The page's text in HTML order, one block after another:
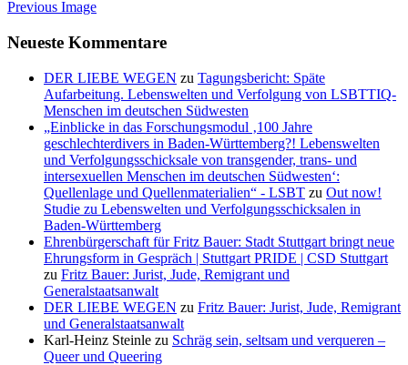
Previous Image
Neueste Kommentare
DER LIEBE WEGEN zu Tagungsbericht: Späte
Aufarbeitung. Lebenswelten und Verfolgung von LSBTTIQ-
Menschen im deutschen Südwesten
„Einblicke in das Forschungsmodul ‚100 Jahre
geschlechterdivers in Baden-Württemberg?! Lebenswelten
und Verfolgungsschicksale von transgender, trans- und
intersexuellen Menschen im deutschen Südwesten‘:
Quellenlage und Quellenmaterialien“ - LSBT zu Out now!
Studie zu Lebenswelten und Verfolgungsschicksalen in
Baden-Württemberg
Ehrenbürgerschaft für Fritz Bauer: Stadt Stuttgart bringt neue
Ehrungsform in Gespräch | Stuttgart PRIDE | CSD Stuttgart
zu Fritz Bauer: Jurist, Jude, Remigrant und
Generalstaatsanwalt
DER LIEBE WEGEN zu Fritz Bauer: Jurist, Jude, Remigrant
und Generalstaatsanwalt
Karl-Heinz Steinle zu Schräg sein, seltsam und verqueren –
Queer und Queering